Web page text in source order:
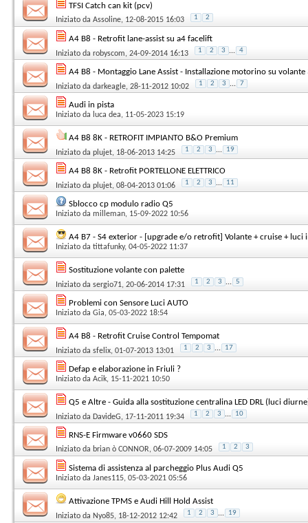
TFSI Catch can kit (pcv)
Iniziato da Assoline, 12-08-2015 16:03 1 2
A4 B8 - Retrofit lane-assist su a4 facelift
Iniziato da robyscom, 24-09-2014 16:13 1 2 3 ... 4
A4 B8 - Montaggio Lane Assist - Installazione motorino su volante
Iniziato da darkeagle, 28-11-2012 10:02 1 2 3 ... 7
Audi in pista
Iniziato da luca dea, 11-05-2023 15:19
A4 B8 8K - RETROFIT IMPIANTO B&O Premium
Iniziato da plujet, 18-06-2013 14:25 1 2 3 ... 19
A4 B8 8K - Retrofit PORTELLONE ELETTRICO
Iniziato da plujet, 08-04-2013 01:06 1 2 3 ... 11
Sblocco cp modulo radio Q5
Iniziato da milleman, 15-09-2022 10:56
A4 B7 - S4 exterior - [upgrade e/o retrofit] Volante + cruise + luci
Iniziato da tittafunky, 04-05-2022 11:37
Sostituzione volante con palette
Iniziato da sergio71, 20-06-2014 17:31 1 2 3 ... 5
Problemi con Sensore Luci AUTO
Iniziato da Gia, 05-03-2022 18:54
A4 B8 - Retrofit Cruise Control Tempomat
Iniziato da sfelix, 01-07-2013 13:01 1 2 3 ... 17
Defap e elaborazione in Friuli ?
Iniziato da Acik, 15-11-2021 10:50
Q5 e Altre - Guida alla sostituzione centralina LED DRL (luci
Iniziato da DavideG, 17-11-2011 19:34 1 2 3 ... 10
RNS-E Firmware v0660 SDS
Iniziato da brian ò CONNOR, 06-07-2009 14:05 1 2 3
Sistema di assistenza al parcheggio Plus Audi Q5
Iniziato da Janes115, 05-03-2021 05:56
Attivazione TPMS e Audi Hill Hold Assist
Iniziato da Nyo85, 18-12-2012 12:42 1 2 3 ... 19